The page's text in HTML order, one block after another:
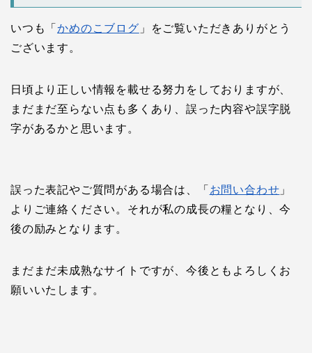
いつも「かめのこブログ 」をご覧いただきありがとう
ございます。
日頃より正しい情報を載せる努力をしておりますが、
まだまだ至らない点も多くあり、誤った内容や誤字脱
字があるかと思います。
誤った表記やご質問がある場合は、「 お問い合わせ 」
よりご連絡ください。それが私の成長の糧となり、今
後の励みとなります。
まだまだ未成熟なサイトですが、今後ともよろしくお
願いいたします。